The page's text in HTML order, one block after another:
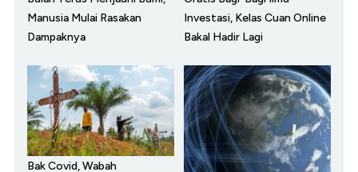
Manusia Mulai Rasakan
Dampaknya
Investasi, Kelas Cuan Online
Bakal Hadir Lagi
Bak Covid, Wabah